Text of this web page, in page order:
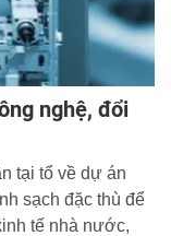
nghệ, đổi
tại tổ về dự án
sạch đặc thù để
tế nhà nước,